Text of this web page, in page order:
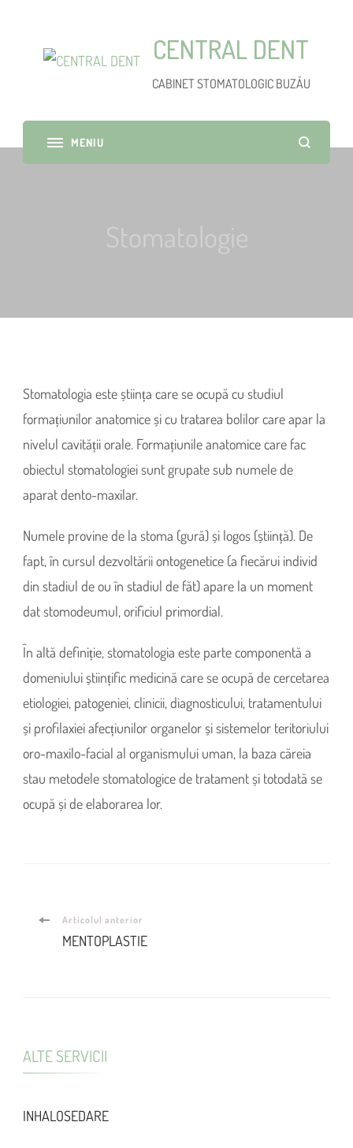
CENTRAL DENT
CABINET STOMATOLOGIC BUZĂU
Stomatologia este știința care se ocupă cu studiul
formațiunilor anatomice și cu tratarea bolilor care apar la
nivelul cavității orale. Formațiunile anatomice care fac
obiectul stomatologiei sunt grupate sub numele de
aparat dento-maxilar.
Numele provine de la stoma (gură) și logos (știință). De
fapt, în cursul dezvoltării ontogenetice (a fiecărui individ
din stadiul de ou în stadiul de făt) apare la un moment
dat stomodeumul, orificiul primordial.
În altă definiție, stomatologia este parte componentă a
domeniului științific medicină care se ocupă de cercetarea
etiologiei, patogeniei, clinicii, diagnosticului, tratamentului
și profilaxiei afecțiunilor organelor și sistemelor teritoriului
oro-maxilo-facial al organismului uman, la baza căreia
stau metodele stomatologice de tratament și totodată se
ocupă și de elaborarea lor.
Navigare
Articolul anterior
MENTOPLASTIE
ALTE SERVICII
INHALOSEDARE